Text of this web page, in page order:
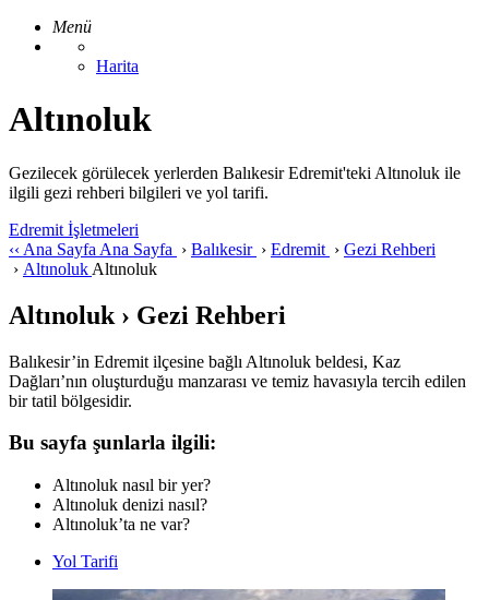
Menü
Harita
Altınoluk
Gezilecek görülecek yerlerden Balıkesir Edremit'teki Altınoluk ile
ilgili gezi rehberi bilgileri ve yol tarifi.
Edremit İşletmeleri
‹‹ Ana Sayfa Ana Sayfa › Balıkesir › Edremit › Gezi Rehberi
› Altınoluk Altınoluk
Altınoluk › Gezi Rehberi
Balıkesir’in Edremit ilçesine bağlı Altınoluk beldesi, Kaz
Dağları’nın oluşturduğu manzarası ve temiz havasıyla tercih edilen
bir tatil bölgesidir.
Bu sayfa şunlarla ilgili:
Altınoluk nasıl bir yer?
Altınoluk denizi nasıl?
Altınoluk’ta ne var?
Yol Tarifi